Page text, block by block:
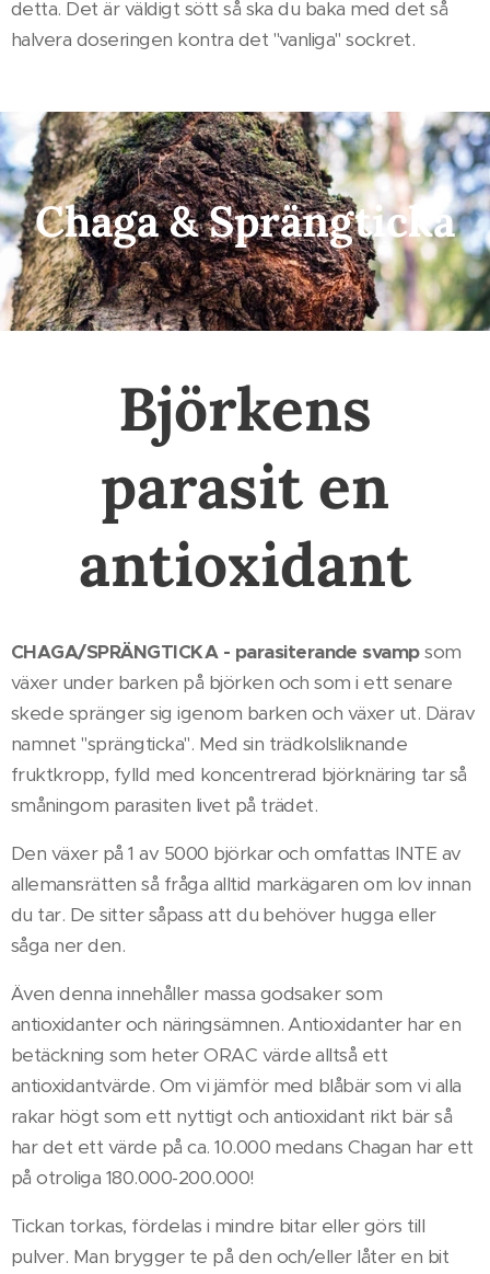
detta. Det är väldigt sött så ska du baka med det så
halvera doseringen kontra det "vanliga" sockret.
Chaga & Sprängticka
Björkens
parasit en
antioxidant
CHAGA/SPRÄNGTICKA - parasiterande svampsom
växer under barken på björken och som i ett senare
skede spränger sig igenom barken och växer ut. Därav
namnet "sprängticka". Med sin trädkolsliknande
fruktkropp, fylld med koncentrerad björknäring tar så
småningom parasiten livet på trädet.
Den växer på 1 av 5000 björkar och omfattas INTE av
allemansrätten så fråga alltid markägaren om lov innan
du tar. De sitter såpass att du behöver hugga eller
såga ner den.
Även denna innehåller massa godsaker som
antioxidanter och näringsämnen. Antioxidanter har en
betäckning som heter ORAC värde alltså ett
antioxidantvärde. Om vi jämför med blåbär som vi alla
rakar högt som ett nyttigt och antioxidant rikt bär så
har det ett värde på ca. 10.000 medans Chagan har ett
på otroliga 180.000-200.000!
Tickan torkas, fördelas i mindre bitar eller görs till
pulver. Man brygger te på den och/eller låter en bit